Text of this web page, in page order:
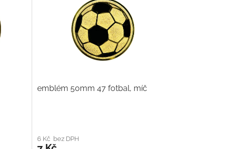
emblém 50mm 47 fotbal, míč
6 Kč bez DPH